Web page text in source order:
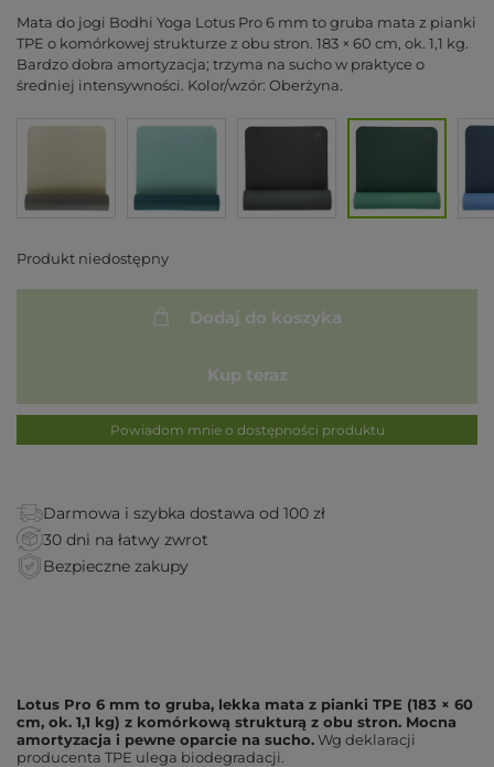
Mata do jogi Bodhi Yoga Lotus Pro 6 mm to gruba mata z pianki
TPE o komórkowej strukturze z obu stron. 183 × 60 cm, ok. 1,1 kg.
Bardzo dobra amortyzacja; trzyma na sucho w praktyce o
średniej intensywności. Kolor/wzór: Oberżyna.
Produkt niedostępny
Dodaj do koszyka
Kup teraz
Powiadom mnie o dostępności produktu
Darmowa i szybka dostawa od 100 zł
30 dni na łatwy zwrot
Bezpieczne zakupy
Lotus Pro 6 mm to gruba, lekka mata z pianki TPE (183 × 60
cm, ok. 1,1 kg) z komórkową strukturą z obu stron. Mocna
amortyzacja i pewne oparcie na sucho.Wg deklaracji
producenta TPE ulega biodegradacji.